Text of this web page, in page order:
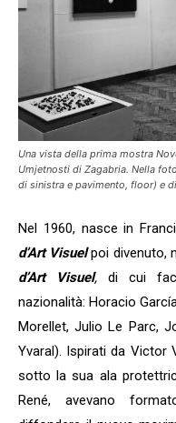
Una vista della prima mostra
Umjetnosti di Zagabria. Nella
di sinistra e pavimento, floor) e
Nel 1960, nasce in
d’Art Visuelpoi divenuto,
d’Art Visuel, di cui
nazionalità: Horacio
Morellet, Julio Le Parc,
Yvaral). Ispirati da Victor
sotto la sua ala
René, avevano